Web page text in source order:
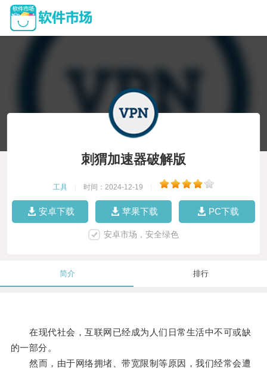
刺猬加速器破解版
工具 时间：2024-12-19
安卓下载 苹果下载 PC下载
安卓市场，安全绿色
简介 排行
在现代社会，互联网已经成为人们日常生活中不可或缺
的一部分。
然而，由于网络拥堵、带宽限制等原因，我们经常会遭